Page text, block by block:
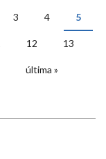
3 4 5
12 13
última »